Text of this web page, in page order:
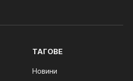
ТАГОВЕ
Новини